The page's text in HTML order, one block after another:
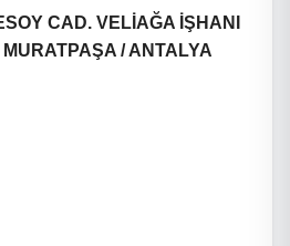
CAD. VELİAĞA İŞHANI
/ ANTALYA